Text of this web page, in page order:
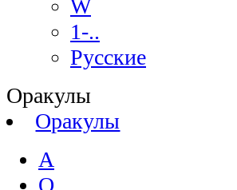
W
1-..
Русские
Оракулы
Оракулы
A
Q